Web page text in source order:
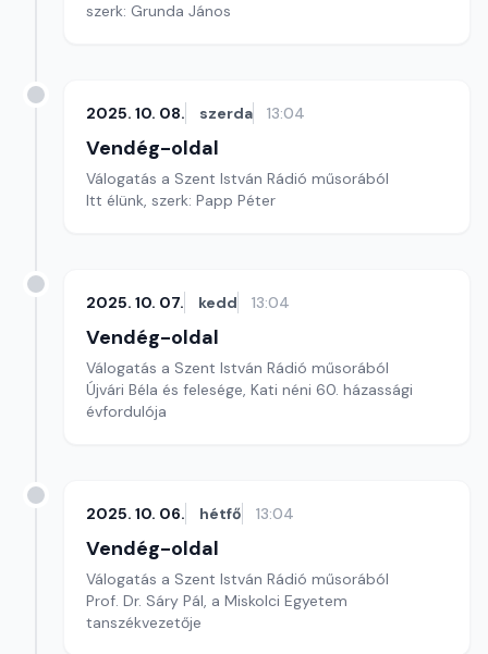
szerk: Grunda János
2025. 10. 08. szerda 13:04
Vendég-oldal
Válogatás a Szent István Rádió műsorából
Itt élünk, szerk: Papp Péter
2025. 10. 07. kedd 13:04
Vendég-oldal
Válogatás a Szent István Rádió műsorából
Újvári Béla és felesége, Kati néni 60. házassági
évfordulója
2025. 10. 06. hétfő 13:04
Vendég-oldal
Válogatás a Szent István Rádió műsorából
Prof. Dr. Sáry Pál, a Miskolci Egyetem
tanszékvezetője